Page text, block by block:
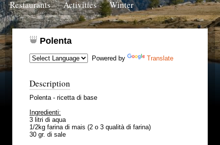
Restaurants
Activities Winter
Polenta
Powered by Translate
Description
Polenta - ricetta di base
Ingredienti:
3 litri di aqua
1/2kg farina di mais (2 o 3 qualità di farina)
30 gr. di sale